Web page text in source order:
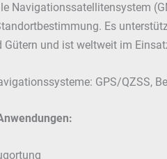
Navigationssatellitensystem
Es
Gütern und ist weltweit im
GPS/QZSS,